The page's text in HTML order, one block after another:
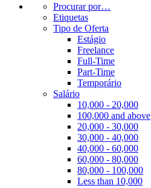
Procurar por…
Etiquetas
Tipo de Oferta
Estágio
Freelance
Full-Time
Part-Time
Temporário
Salário
10,000 - 20,000
100,000 and above
20,000 - 30,000
30,000 - 40,000
40,000 - 60,000
60,000 - 80,000
80,000 - 100,000
Less than 10,000